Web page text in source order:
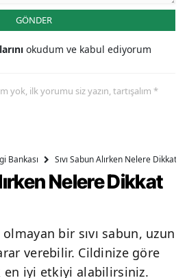
GÖNDER
okudum ve kabul ediyorum
yok, ilk yorumu siz yazın, tartışalım *
Bankası Sıvı Sabun Alırken Nelere Dikkat
Nelere Dikkat
bir sıvı sabun, uzun
verebilir. Cildinize göre
en iyi etkiyi alabilirsiniz.